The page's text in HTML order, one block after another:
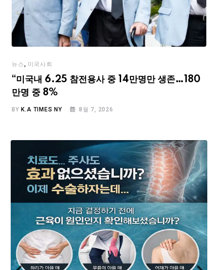
뉴스, 미국사회
“미국내 6.25 참전용사 중 14만명만 생존…180
만명 중 8%
BY K.A TIMES NY 8월 7, 2026